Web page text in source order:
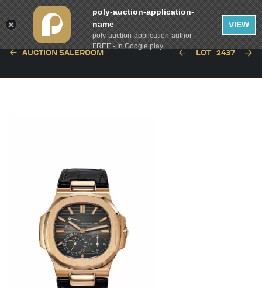
AUCTION SALEROOM LOT 2437
poly-auction-application-
name
poly-auction-application-author
FREE - In Google play
VIEW